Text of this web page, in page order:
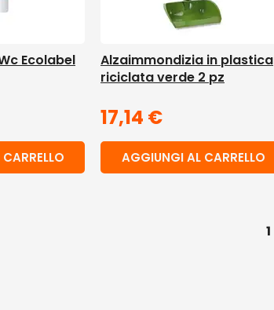
Ecolabel
Alzaimmondizia in plastica
riciclata verde 2 pz
17,14 €
AGGIUNGI AL CARRELLO
1